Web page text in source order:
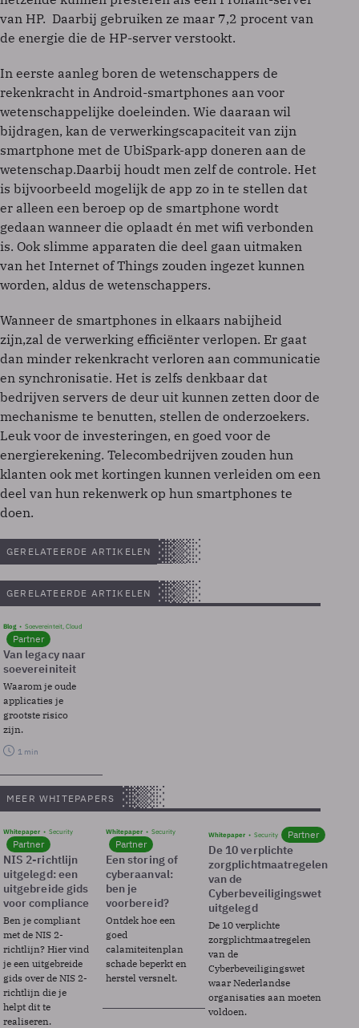
van HP. Daarbij gebruiken ze maar 7,2 procent van
de energie die de HP-server verstookt.
In eerste aanleg boren de wetenschappers de
rekenkracht in Android-smartphones aan voor
wetenschappelijke doeleinden. Wie daaraan wil
bijdragen, kan de verwerkingscapaciteit van zijn
smartphone met de UbiSpark-app doneren aan de
wetenschap.Daarbij houdt men zelf de controle. Het
is bijvoorbeeld mogelijk de app zo in te stellen dat
er alleen een beroep op de smartphone wordt
gedaan wanneer die oplaadt én met wifi verbonden
is. Ook slimme apparaten die deel gaan uitmaken
van het Internet of Things zouden ingezet kunnen
worden, aldus de wetenschappers.
Wanneer de smartphones in elkaars nabijheid
zijn,zal de verwerking efficiënter verlopen. Er gaat
dan minder rekenkracht verloren aan communicatie
en synchronisatie. Het is zelfs denkbaar dat
bedrijven servers de deur uit kunnen zetten door de
mechanisme te benutten, stellen de onderzoekers.
Leuk voor de investeringen, en goed voor de
energierekening. Telecombedrijven zouden hun
klanten ook met kortingen kunnen verleiden om een
deel van hun rekenwerk op hun smartphones te
doen.
GERELATEERDE ARTIKELEN
GERELATEERDE ARTIKELEN
Blog Soevereinteit, Cloud
Partner
Van legacy naar
soevereiniteit
Waarom je oude
applicaties je
grootste risico
zijn.
1 min
MEER WHITEPAPERS
Whitepaper Security
Partner
NIS 2-richtlijn
uitgelegd: een
uitgebreide gids
voor compliance
Ben je compliant
met de NIS 2-
richtlijn? Hier vind
je een uitgebreide
gids over de NIS 2-
richtlijn die je
helpt dit te
realiseren.
Whitepaper Security
Partner
Een storing of
cyberaanval:
ben je
voorbereid?
Ontdek hoe een
goed
calamiteitenplan
schade beperkt en
herstel versnelt.
Whitepaper Security Partner
De 10 verplichte
zorgplichtmaatregelen
van de
Cyberbeveiligingswet
uitgelegd
De 10 verplichte
zorgplichtmaatregelen
van de
Cyberbeveiligingswet
waar Nederlandse
organisaties aan moeten
voldoen.